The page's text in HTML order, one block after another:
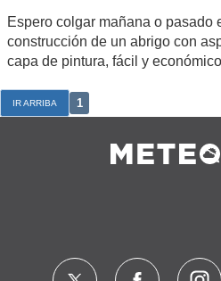
Espero colgar mañana o pasado
construcción de un abrigo con
capa de pintura, fácil y
IR ARRIBA 1